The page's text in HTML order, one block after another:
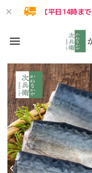
【平日14時ま